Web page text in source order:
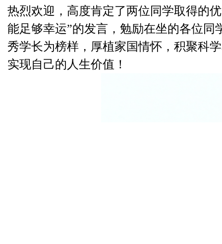
热烈欢迎，高度肯定了两位同学取得的
能足够幸运”的发言，勉励在坐的各位
秀学长为榜样，厚植家国情怀，积聚科
实现自己的人生价值！